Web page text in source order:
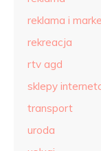
reklama i
rekreacja
rtv agd
sklepy
transport
uroda